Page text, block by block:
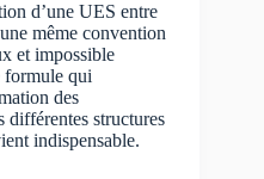
d’une UES entre
même convention
et impossible
formule qui
des
différentes structures
indispensable.